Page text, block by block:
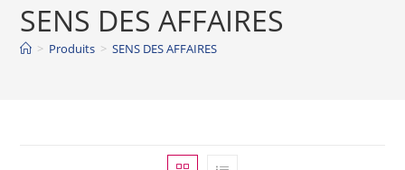
SENS DES AFFAIRES
> Produits > SENS DES AFFAIRES